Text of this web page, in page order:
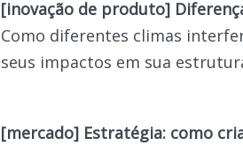
[inovação de produto]
Como diferentes climas
seus impactos em sua
[mercado] Estratégia: como